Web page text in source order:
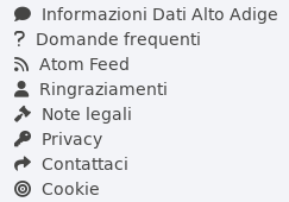
Informazioni Dati Alto Adige
Domande frequenti
Atom Feed
Ringraziamenti
Note legali
Privacy
Contattaci
Cookie